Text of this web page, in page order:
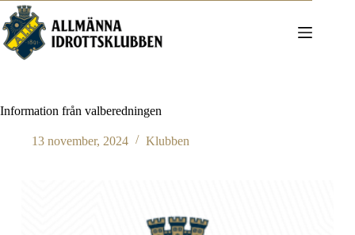
Hoppa
till
innehåll
Information från valberedningen
13 november, 2024 Klubben